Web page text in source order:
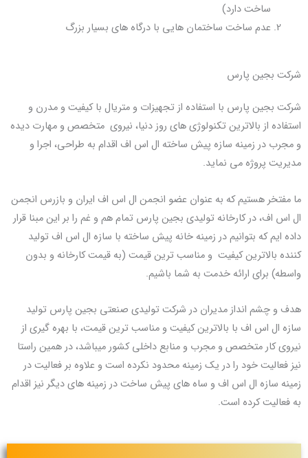
ساخت دارد)
عدم ساخت ساختمان هایی با درگاه های بسیار بزرگ
شرکت بجین پارس
شرکت بجین پارس با استفاده از تجهیزات و متریال با کیفیت و مدرن و
استفاده از بالاترین تکنولوژی های روز دنیا، نیروی متخصص و مهارت دیده
و مجرب در زمینه سازه پیش ساخته ال اس اف اقدام به طراحی، اجرا و
مدیریت پروژه می نماید.
ما مفتخر هستیم که به عنوان عضو انجمن ال اس اف ایران و بازرس انجمن
ال اس اف، در کارخانه تولیدی بجین پارس تمام هم و غم را بر این مبنا قرار
داده ایم که بتوانیم در زمینه خانه پیش ساخته با سازه ال اس اف تولید
کننده بالاترین کیفیت و مناسب ترین قیمت (به قیمت کارخانه و بدون
واسطه) برای ارائه خدمت به شما باشیم.
هدف و چشم انداز مدیران در شرکت تولیدی صنعتی بجین پارس تولید
سازه ال اس اف با بالاترین کیفیت و مناسب ترین قیمت، با بهره گیری از
نیروی کار متخصص و مجرب و منابع داخلی کشور میباشد، در همین راستا
نیز فعالیت خود را در یک زمینه محدود نکرده است و علاوه بر فعالیت در
زمینه سازه ال اس اف و ساه های پیش ساخت در زمینه های دیگر نیز اقدام
به فعالیت کرده است.